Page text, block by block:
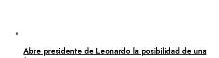
Abre presidente de Leonardo la posibilidad de una